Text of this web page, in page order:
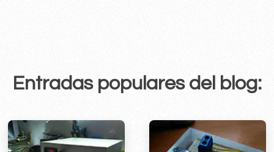
Entradas populares del blog: